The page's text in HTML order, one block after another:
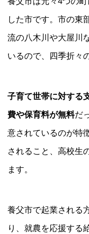
した市です。市の東
流の八木川や大屋川
いるので、四季折々
子育て世帯に対する
費や保育料が無料だ
意されているのが特
されること、高校生
ます。
養父市で起業される
り、就農を応援する